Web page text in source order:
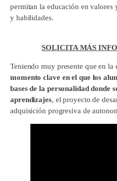
permitan la educación en valores
y habilidades.
SOLICITA MÁS
Teniendo muy presente que en la
momento clave en el que los
bases de la personalidad donde
aprendizajes, el proyecto de
adquisición progresiva de